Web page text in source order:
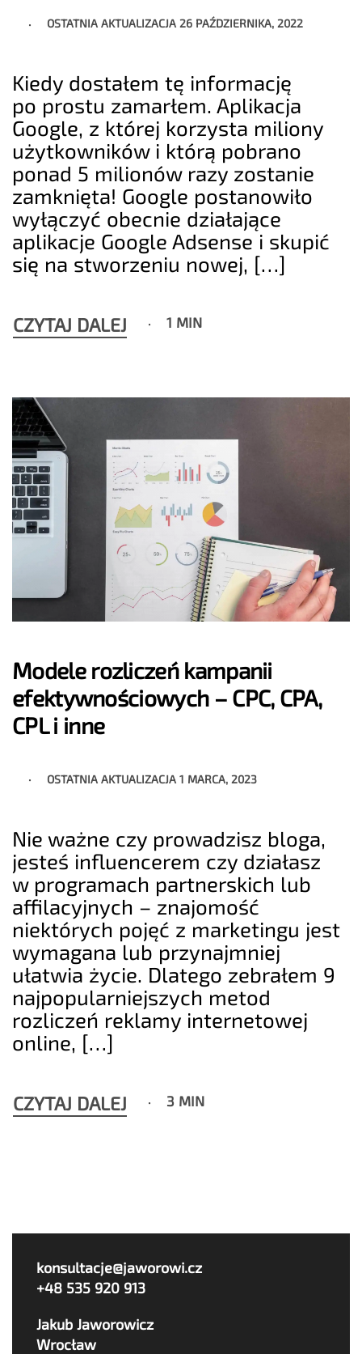
OSTATNIA AKTUALIZACJA 26 PAŹDZIERNIKA, 2022
Kiedy dostałem tę informację
po prostu zamarłem. Aplikacja
Google, z której korzysta miliony
użytkowników i którą pobrano
ponad 5 milionów razy zostanie
zamknięta! Google postanowiło
wyłączyć obecnie działające
aplikacje Google Adsense i skupić
się na stworzeniu nowej, […]
CZYTAJ DALEJ 1 MIN
Modele rozliczeń kampanii
efektywnościowych – CPC, CPA,
CPL i inne
OSTATNIA AKTUALIZACJA1 MARCA, 2023
Nie ważne czy prowadzisz bloga,
jesteś influencerem czy działasz
w programach partnerskich lub
affilacyjnych – znajomość
niektórych pojęć z marketingu jest
wymagana lub przynajmniej
ułatwia życie. Dlatego zebrałem 9
najpopularniejszych metod
rozliczeń reklamy internetowej
online, […]
CZYTAJ DALEJ 3 MIN
konsultacje@jaworowi.cz
+48 535 920 913
Jakub Jaworowicz
Wrocław